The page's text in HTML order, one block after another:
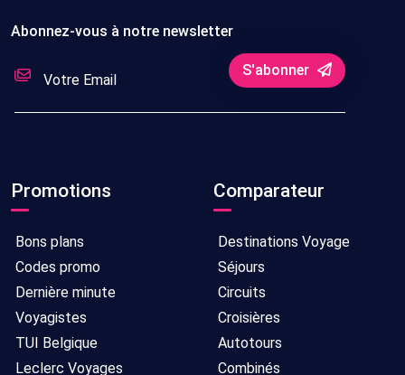
Abonnez-vous à notre newsletter
S'abonner
Promotions
Bons plans
Codes promo
Dernière minute
Voyagistes
TUI Belgique
Leclerc Voyages
Comparateur
Destinations Voyage
Séjours
Circuits
Croisières
Autotours
Combinés